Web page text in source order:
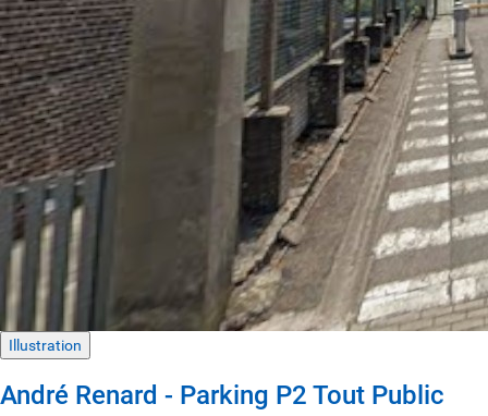
Illustration
André Renard - Parking P2 Tout Public